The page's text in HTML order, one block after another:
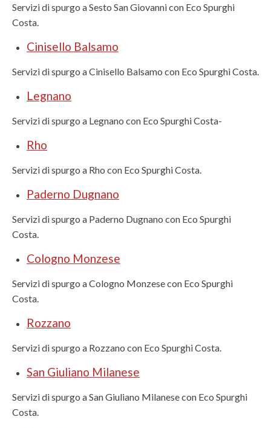
Servizi di spurgo a Sesto San Giovanni con Eco Spurghi
Costa.
Cinisello Balsamo
Servizi di spurgo a Cinisello Balsamo con Eco Spurghi Costa.
Legnano
Servizi di spurgo a Legnano con Eco Spurghi Costa-
Rho
Servizi di spurgo a Rho con Eco Spurghi Costa.
Paderno Dugnano
Servizi di spurgo a Paderno Dugnano con Eco Spurghi
Costa.
Cologno Monzese
Servizi di spurgo a Cologno Monzese con Eco Spurghi
Costa.
Rozzano
Servizi di spurgo a Rozzano con Eco Spurghi Costa.
San Giuliano Milanese
Servizi di spurgo a San Giuliano Milanese con Eco Spurghi
Costa.